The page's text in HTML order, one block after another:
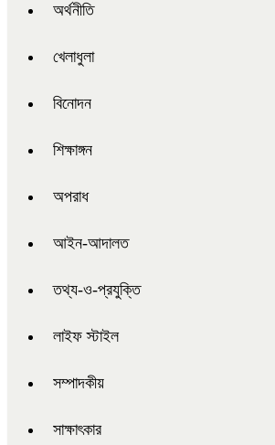
অর্থনীতি
খেলাধুলা
বিনোদন
শিক্ষাঙ্গন
অপরাধ
আইন-আদালত
তথ্য-ও-প্রযুক্তি
লাইফ স্টাইল
সম্পাদকীয়
সাক্ষাৎকার